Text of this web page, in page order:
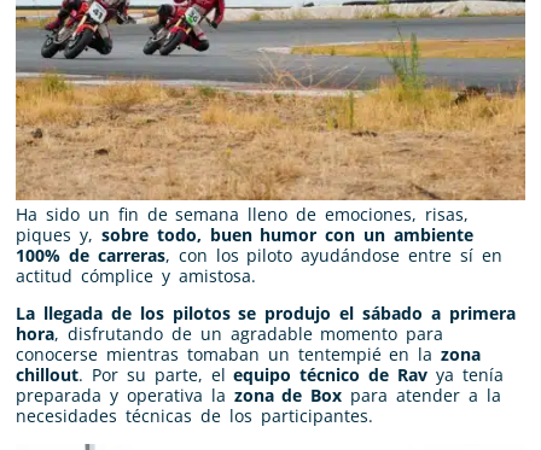
Ha sido un fin de semana lleno de emociones, risas,
piques y, sobre todo, buen humor con un ambiente
100% de carreras, con los piloto ayudándose entre sí en
actitud cómplice y amistosa.
La llegada de los pilotos se produjo el sábado a primera
hora, disfrutando de un agradable momento para
conocerse mientras tomaban un tentempié en lazona
chillout. Por su parte, elequipo técnico de Rav ya tenía
preparada y operativa la zona de Box para atender a la
necesidades técnicas de los participantes.